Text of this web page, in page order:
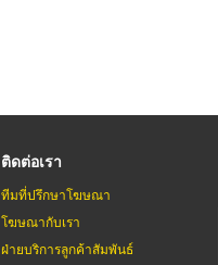
ติดต่อเรา
ทีมที่ปรึกษาโฆษณา
โฆษณากับเรา
ฝ่ายบริการลูกค้าสัมพันธ์